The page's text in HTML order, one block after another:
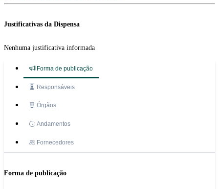
Justificativas da Dispensa
Nenhuma justificativa informada
Forma de publicação
Responsáveis
Órgãos
Andamentos
Fornecedores
Forma de publicação